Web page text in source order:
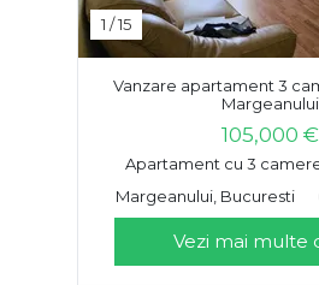
1 /15
Vanzare apartament 3
Margeanului
105,000 €
Apartament cu 3
Margeanului, Bucuresti
Vezi mai multe